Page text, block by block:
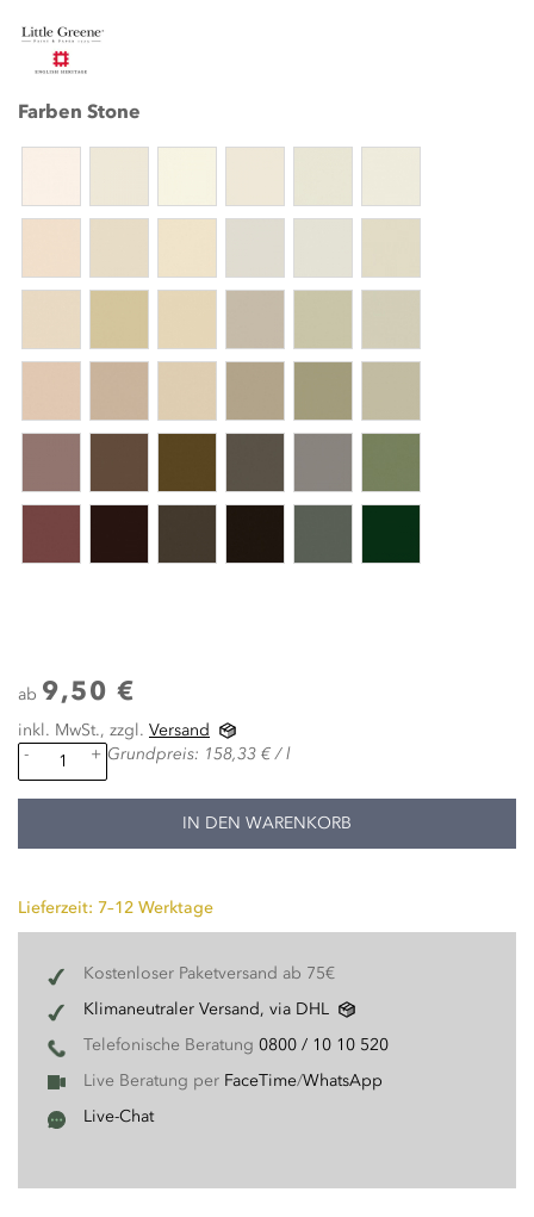
Farben Stone
ab 9,50 €
inkl. MwSt., zzgl. Versand
-
+ Grundpreis: 158,33 € / l
IN DEN WARENKORB
Lieferzeit: 7–12 Werktage
Kostenloser Paketversand ab 75€
Klimaneutraler Versand, via DHL
Telefonische Beratung 0800 / 10 10 520
Live Beratung per FaceTime/WhatsApp
Live-Chat